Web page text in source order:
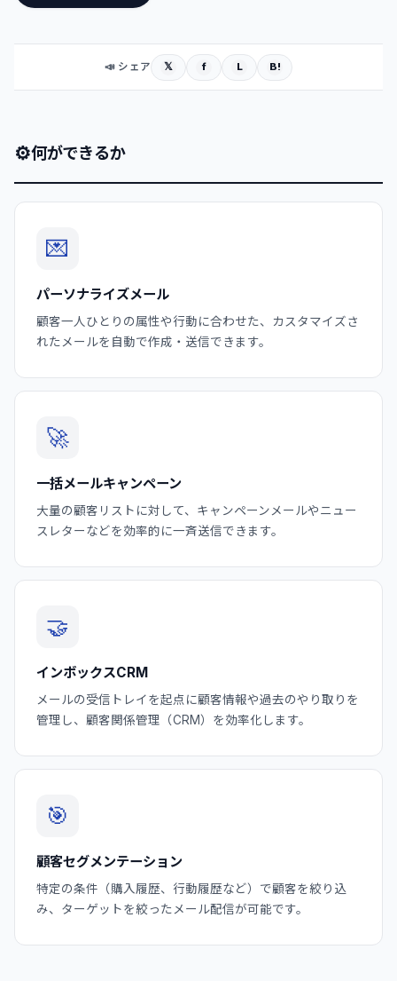
📣 シェア 𝕏 f L B!
⚙何ができるか
💌
パーソナライズメール
顧客一人ひとりの属性や行動に合わせた、カスタマイズさ
れたメールを自動で作成・送信できます。
🚀
一括メールキャンペーン
大量の顧客リストに対して、キャンペーンメールやニュー
スレターなどを効率的に一斉送信できます。
🤝
インボックスCRM
メールの受信トレイを起点に顧客情報や過去のやり取りを
管理し、顧客関係管理（CRM）を効率化します。
🎯
顧客セグメンテーション
特定の条件（購入履歴、行動履歴など）で顧客を絞り込
み、ターゲットを絞ったメール配信が可能です。